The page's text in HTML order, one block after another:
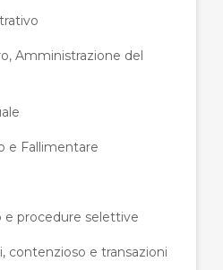
Amministrazione del
e Fallimentare
e procedure selettive
contenzioso e transazioni